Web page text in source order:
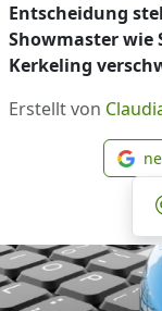
Entscheidung
Showmaster wie
Kerkeling
Erstellt von